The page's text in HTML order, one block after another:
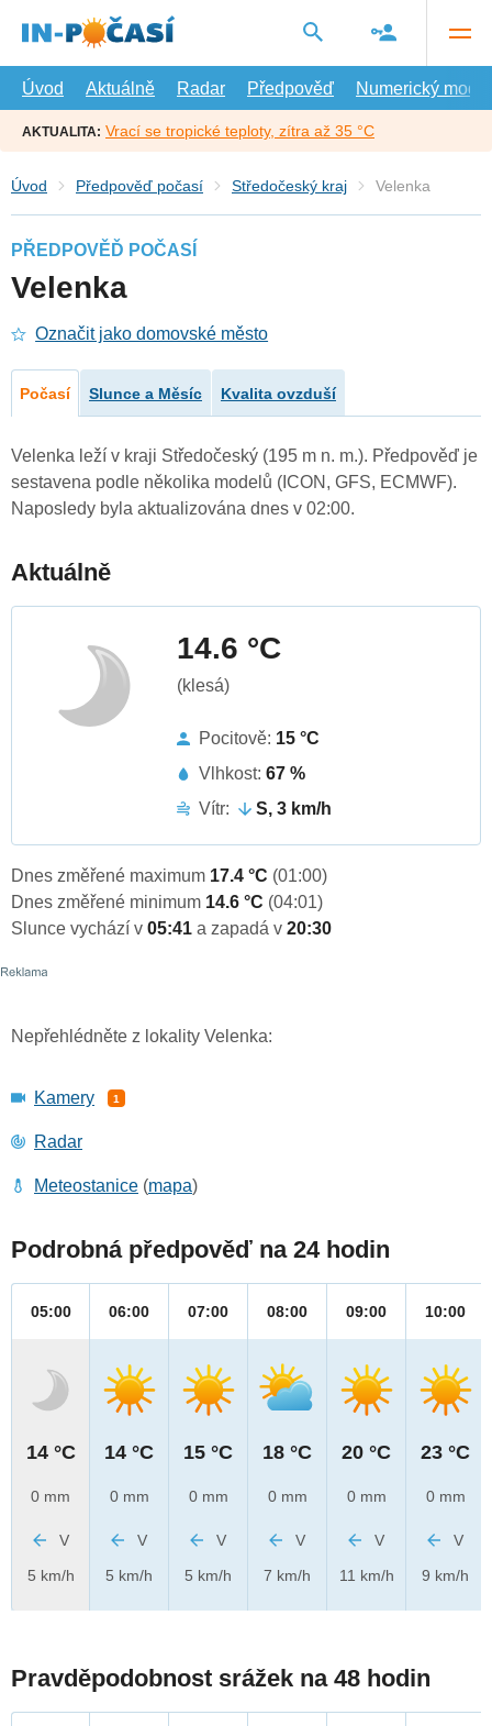
hlavní
Úvod
Aktuálně Radar Předpověď Numerický model
AKTUALITA: Vrací se tropické teploty, zítra až 35 °C
Úvod Předpověď počasí Středočeský kraj Velenka
PŘEDPOVĚĎ POČASÍ
Velenka
Označit jako domovské město
Počasí Slunce a Měsíc Kvalita ovzduší
Velenka leží v kraji Středočeský (195 m n. m.). Předpověď je
sestavena podle několika modelů (ICON, GFS, ECMWF).
Naposledy byla aktualizována dnes v 02:00.
Aktuálně
14.6 °C
(klesá)
Pocitově: 15 °C
Vlhkost: 67 %
Vítr:
S, 3 km/h
Dnes změřené maximum 17.4 °C (01:00)
Dnes změřené minimum 14.6 °C (04:01)
Slunce vychází v 05:41 a zapadá v 20:30
Nepřehlédněte z lokality Velenka:
Kamery 1
Radar
Meteostanice (mapa)
Podrobná předpověď na 24 hodin
05:00
14 °C
0 mm
V
5 km/h
06:00
14 °C
0 mm
V
5 km/h
07:00
15 °C
0 mm
V
5 km/h
08:00
18 °C
0 mm
V
7 km/h
09:00
20 °C
0 mm
V
11 km/h
10:00
23 °C
0 mm
V
9 km/h
Pravděpodobnost srážek na 48 hodin